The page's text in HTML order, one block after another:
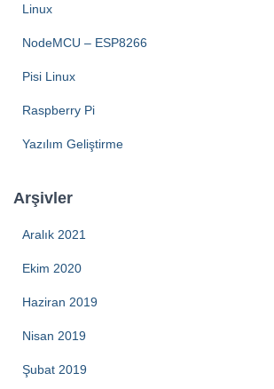
Linux
NodeMCU – ESP8266
Pisi Linux
Raspberry Pi
Yazılım Geliştirme
Arşivler
Aralık 2021
Ekim 2020
Haziran 2019
Nisan 2019
Şubat 2019